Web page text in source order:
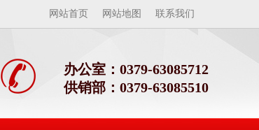
网站首页 网站地图 联系我们
办公室：0379-63085712
供销部：0379-63085510